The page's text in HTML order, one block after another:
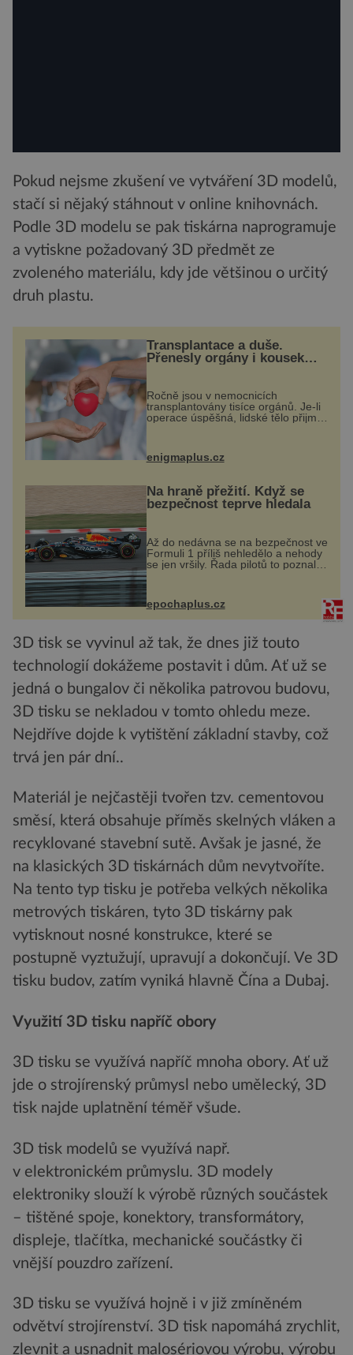
Pokud nejsme zkušení ve vytváření 3D modelů,
stačí si nějaký stáhnout v online knihovnách.
Podle 3D modelu se pak tiskárna naprogramuje
a vytiskne požadovaný 3D předmět ze
zvoleného materiálu, kdy jde většinou o určitý
druh plastu.
Transplantace a duše.
Přenesly orgány i kousek
Ročně jsou v nemocnicích
transplantovány tisíce orgánů. Je-li
operace úspěšná, lidské tělo přijme
co když při transplantaci
nepřijímám...
enigmaplus.cz
Na hraně přežití. Když se
bezpečnost teprve hledala
Až do nedávna se na bezpečnost ve
Formuli 1 příliš nehledělo a nehody
se jen vršily. Řada pilotů to poznala
na vlastní kůži, často s trvalými
následky nebo bohužel i ztrátou
života. Dnes nepochopiteln...
epochaplus.cz
3D tisk se vyvinul až tak, že dnes již touto
technologií dokážeme postavit i dům. Ať už se
jedná o bungalov či několika patrovou budovu,
3D tisku se nekladou v tomto ohledu meze.
Nejdříve dojde k vytištění základní stavby, což
trvá jen pár dní..
Materiál je nejčastěji tvořen tzv. cementovou
směsí, která obsahuje příměs skelných vláken a
recyklované stavební sutě. Avšak je jasné, že
na klasických 3D tiskárnách dům nevytvoříte.
Na tento typ tisku je potřeba velkých několika
metrových tiskáren, tyto 3D tiskárny pak
vytisknout nosné konstrukce, které se
postupně vyztužují, upravují a dokončují. Ve 3D
tisku budov, zatím vyniká hlavně Čína a Dubaj.
Využití 3D tisku napříč obory
3D tisku se využívá napříč mnoha obory. Ať už
jde o strojírenský průmysl nebo umělecký, 3D
tisk najde uplatnění téměř všude.
3D tisk modelů se využívá např.
v elektronickém průmyslu. 3D modely
elektroniky slouží k výrobě různých součástek
– tištěné spoje, konektory, transformátory,
displeje, tlačítka, mechanické součástky či
vnější pouzdro zařízení.
3D tisku se využívá hojně i v již zmíněném
odvětví strojírenství. 3D tisk napomáhá zrychlit,
zlevnit a usnadnit malosériovou výrobu, výrobu